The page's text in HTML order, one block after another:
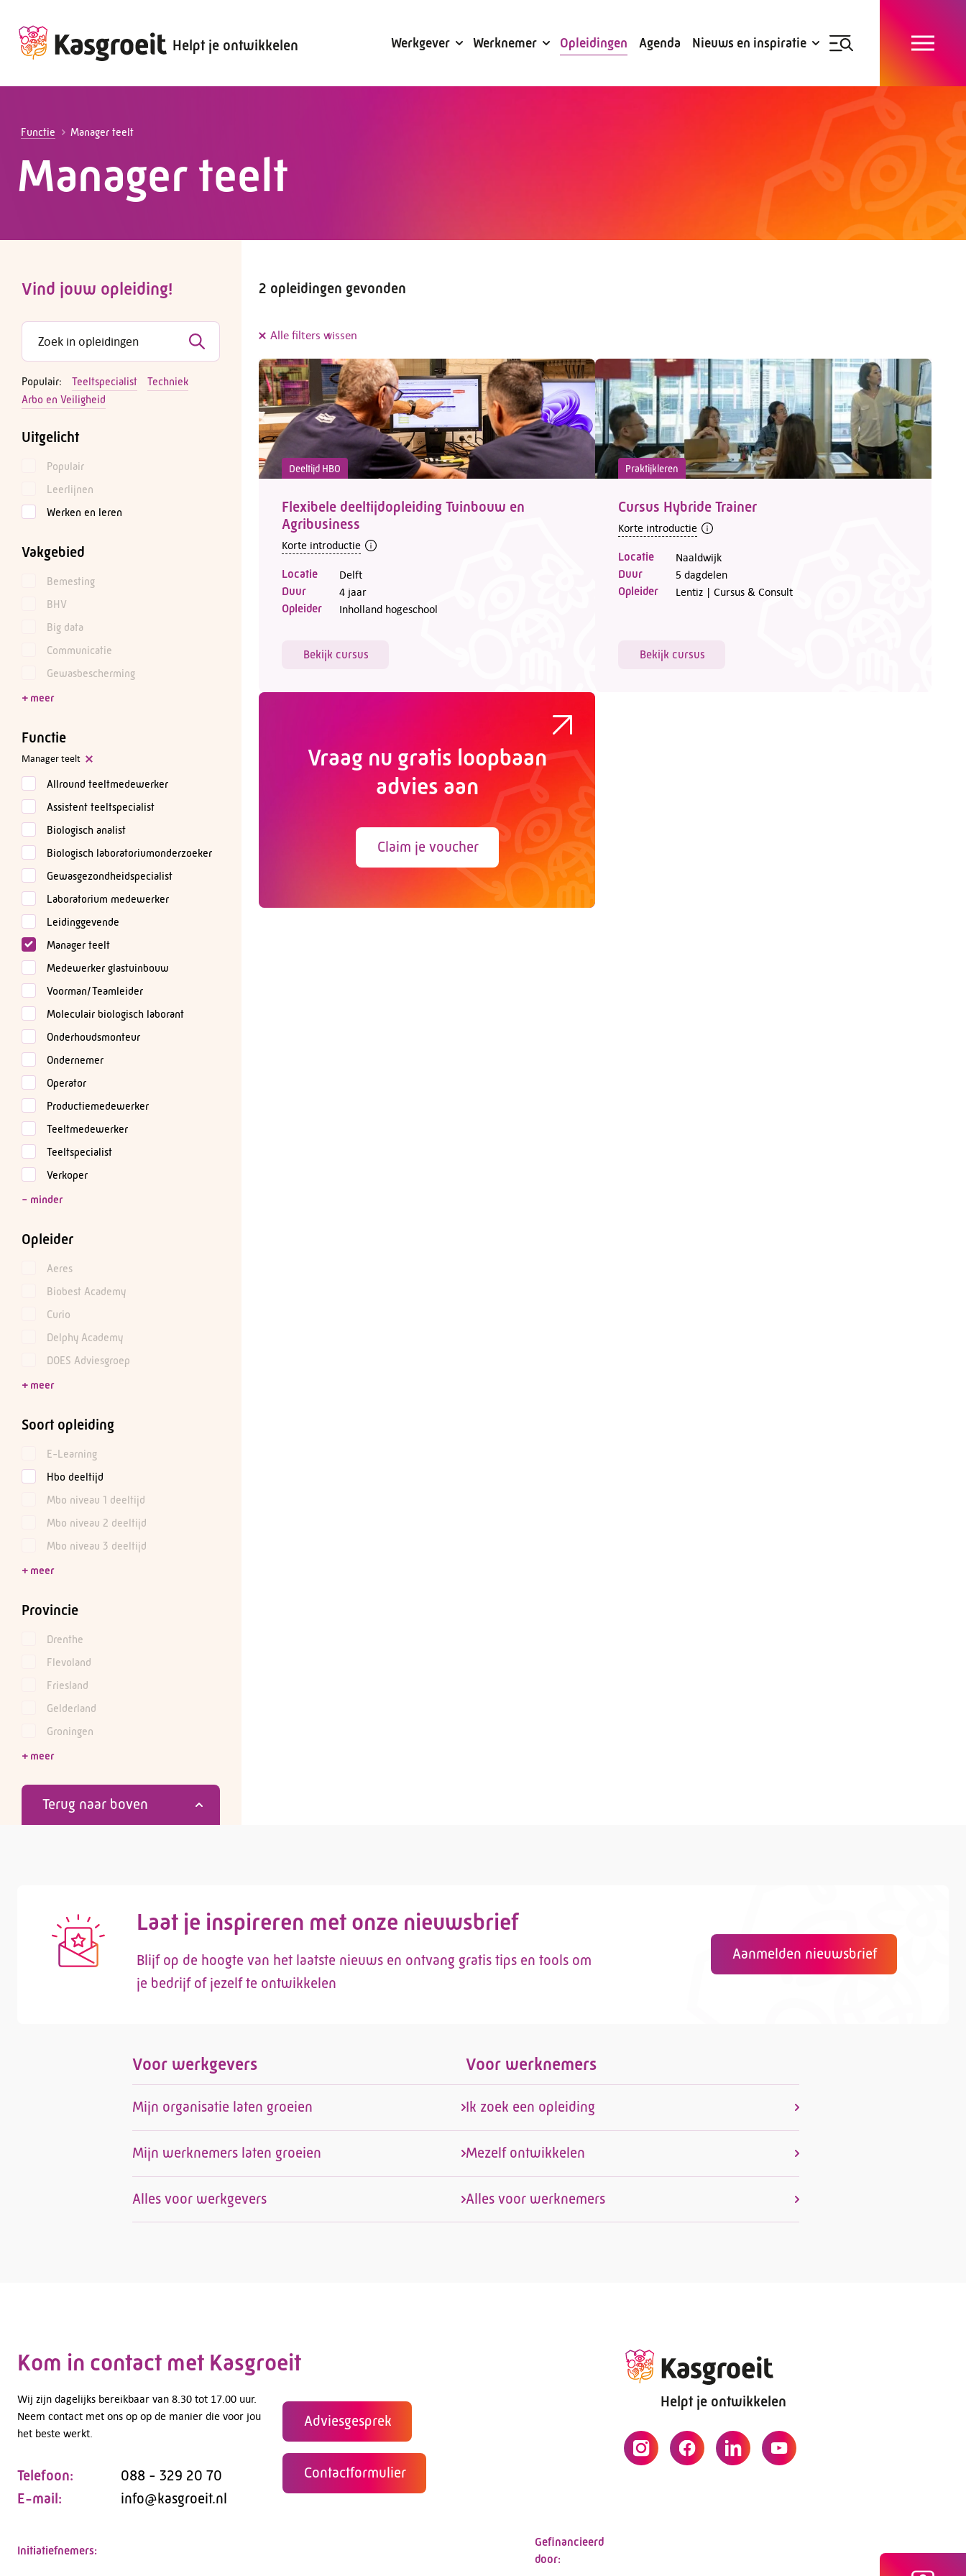
Helpt je ontwikkelen Werkgever
Alles voor de werkgever
Werknemer
Alles voor de werknemer
Opleidingen Agenda Nieuws en inspiratie
Nieuwsbrief
Functie Manager teelt
Manager teelt
Vind jouw opleiding!
Populair: Teeltspecialist
Techniek
Arbo en Veiligheid
Uitgelicht
Populair
Leerlijnen
Werken en leren
Vakgebied
Bemesting
BHV
Big data
Communicatie
Gewasbescherming
Functie
Manager teelt
Allround teeltmedewerker
Assistent teeltspecialist
Biologisch analist
Biologisch laboratoriumonderzoeker
Gewasgezondheidspecialist
Laboratorium medewerker
Leidinggevende
Manager teelt
Medewerker glastuinbouw
Voorman/Teamleider
Moleculair biologisch laborant
Onderhoudsmonteur
Ondernemer
Operator
Productiemedewerker
Teeltmedewerker
Teeltspecialist
Verkoper
Opleider
Aeres
Biobest Academy
Curio
Delphy Academy
DOES Adviesgroep
Soort opleiding
E-Learning
Hbo deeltijd
Mbo niveau 1 deeltijd
Mbo niveau 2 deeltijd
Mbo niveau 3 deeltijd
Provincie
Drenthe
Flevoland
Friesland
Gelderland
Groningen
Terug naar boven
2 opleidingen gevonden
Alle filters wissen
Deeltijd HBO
Flexibele deeltijdopleiding Tuinbouw en
Agribusiness
Korte introductie
Locatie Delft
Duur 4 jaar
Opleider Inholland hogeschool
Bekijk cursus
Praktijkleren
Cursus Hybride Trainer
Korte introductie
Locatie Naaldwijk
Duur 5 dagdelen
Opleider Lentiz | Cursus & Consult
Bekijk cursus
Vraag nu gratis loopbaan
advies aan
Claim je voucher
Laat je inspireren met onze nieuwsbrief
Blijf op de hoogte van het laatste nieuws en ontvang gratis tips en tools om
je bedrijf of jezelf te ontwikkelen
Aanmelden nieuwsbrief
Voor werkgevers
Mijn organisatie laten groeien
Mijn werknemers laten groeien
Alles voor werkgevers
Voor werknemers
Ik zoek een opleiding
Mezelf ontwikkelen
Alles voor werknemers
Kom in contact met Kasgroeit
Wij zijn dagelijks bereikbaar van 8.30 tot 17.00 uur.
Neem contact met ons op op de manier die voor jou
het beste werkt.
Telefoon:
088 - 329 20 70
E-mail:
info@kasgroeit.nl
Adviesgesprek
Contactformulier
Helpt je ontwikkelen
Initiatiefnemers:
Gefinancieerd
door: